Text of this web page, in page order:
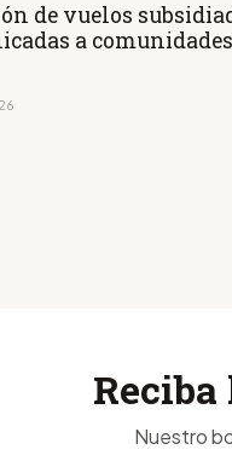
de vuelos
a
Nuestro